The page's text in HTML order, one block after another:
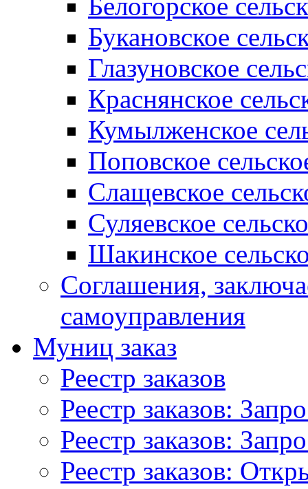
Букановское
Глазуновское
Краснянское
Кумылженское
Поповское
Слащевское
Суляевское
Шакинское
Соглашения,
самоуправления
Муниц заказ
Реестр заказов
Реестр заказов:
Реестр заказов:
Реестр заказов: